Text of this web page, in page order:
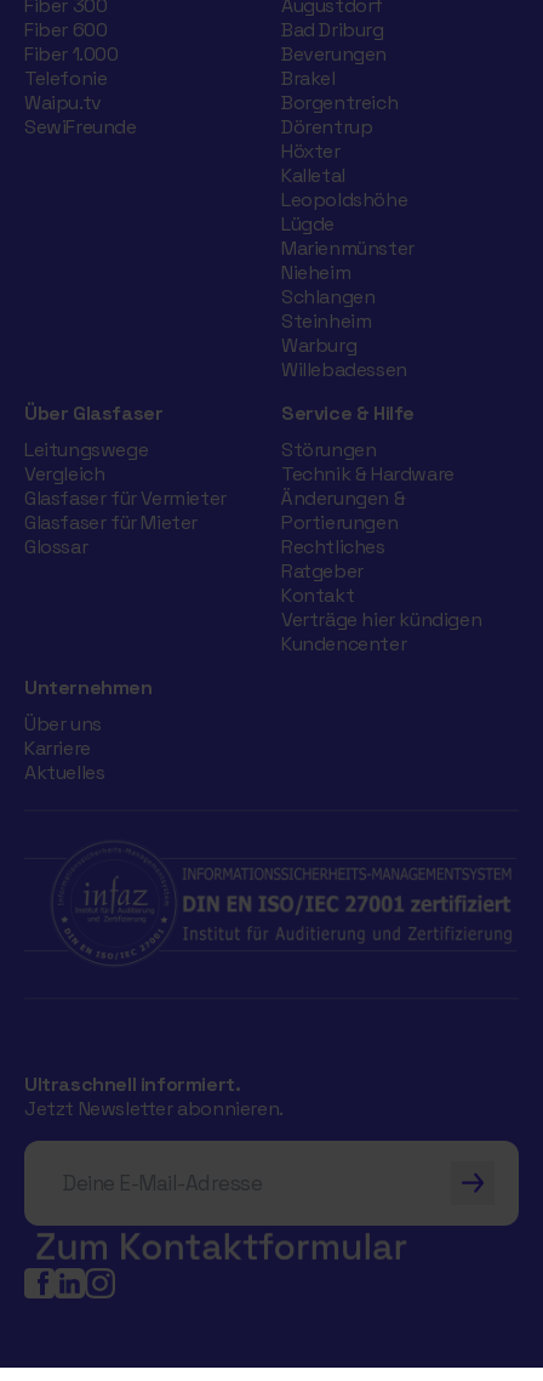
Fiber 300
Fiber 600
Fiber 1.000
Telefonie
Waipu.tv
SewiFreunde
Augustdorf
Bad Driburg
Beverungen
Brakel
Borgentreich
Dörentrup
Höxter
Kalletal
Leopoldshöhe
Lügde
Marienmünster
Nieheim
Schlangen
Steinheim
Warburg
Willebadessen
Über Glasfaser
Leitungswege
Vergleich
Glasfaser für Vermieter
Glasfaser für Mieter
Glossar
Service & Hilfe
Störungen
Technik & Hardware
Änderungen &
Portierungen
Rechtliches
Ratgeber
Kontakt
Verträge hier kündigen
Kundencenter
Unternehmen
Über uns
Karriere
Aktuelles
Ultraschnell informiert.
Jetzt Newsletter abonnieren.
Deine E-Mail-Adresse